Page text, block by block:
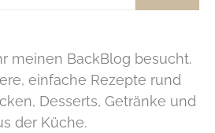
meinen BackBlog besucht.
einfache Rezepte rund
Desserts, Getränke und
der Küche.